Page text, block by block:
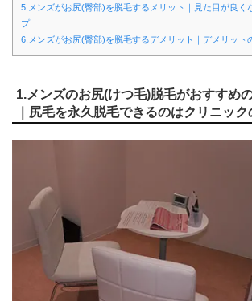
5.メンズがお尻(臀部)を脱毛するメリット｜見た目が良く
プ
6.メンズがお尻(臀部)を脱毛するデメリット｜デメリット
1.メンズのお尻(けつ毛)脱毛がおすすめ
｜尻毛を永久脱毛できるのはクリニック